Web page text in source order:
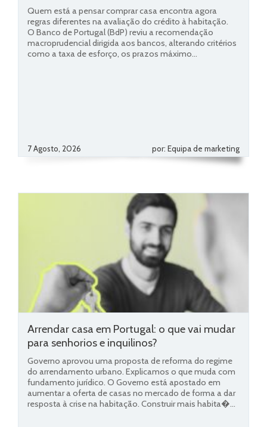
Quem está a pensar comprar casa encontra agora
regras diferentes na avaliação do crédito à habitação.
O Banco de Portugal (BdP) reviu a recomendação
macroprudencial dirigida aos bancos, alterando critérios
como a taxa de esforço, os prazos máximo...
7 Agosto, 2026 por: Equipa de marketing
Arrendar casa em Portugal: o que vai mudar
para senhorios e inquilinos?
Governo aprovou uma proposta de reforma do regime
do arrendamento urbano. Explicamos o que muda com
fundamento jurídico. O Governo está apostado em
aumentar a oferta de casas no mercado de forma a dar
resposta à crise na habitação. Construir mais habita�...